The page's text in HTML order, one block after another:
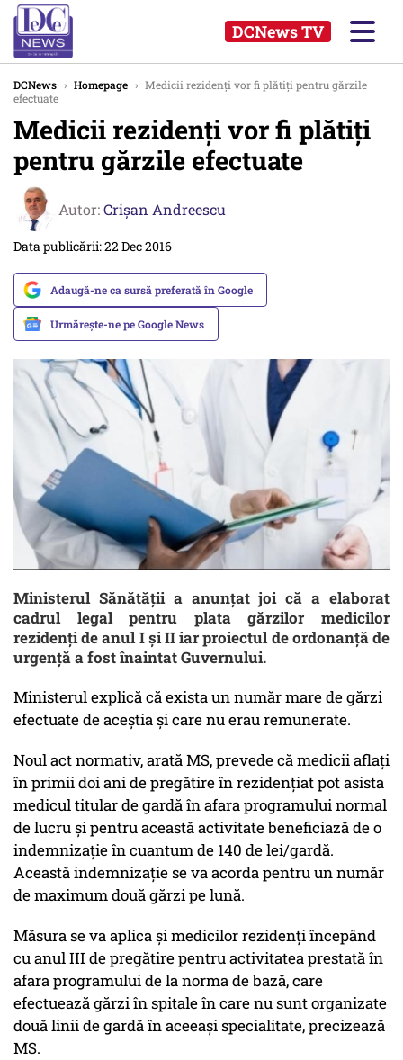
DCNews TV
DCNews › Homepage › Medicii rezidenți vor fi plătiți pentru gărzile
efectuate
Medicii rezidenți vor fi plătiți
pentru gărzile efectuate
Autor:Crişan Andreescu
Data publicării: 22 Dec 2016
Adaugă-ne ca sursă preferată în Google
Urmărește-ne pe Google News
Ministerul Sănătăţii a anunţat joi că a elaborat
cadrul legal pentru plata gărzilor medicilor
rezidenţi de anul I şi II iar proiectul de ordonanţă de
urgenţă a fost înaintat Guvernului.
Ministerul explică că exista un număr mare de gărzi
efectuate de aceştia şi care nu erau remunerate.
Noul act normativ, arată MS, prevede că medicii aflaţi
în primii doi ani de pregătire în rezidenţiat pot asista
medicul titular de gardă în afara programului normal
de lucru şi pentru această activitate beneficiază de o
indemnizaţie în cuantum de 140 de lei/gardă.
Această indemnizaţie se va acorda pentru un număr
de maximum două gărzi pe lună.
Măsura se va aplica şi medicilor rezidenţi începând
cu anul III de pregătire pentru activitatea prestată în
afara programului de la norma de bază, care
efectuează gărzi în spitale în care nu sunt organizate
două linii de gardă în aceeaşi specialitate, precizează
MS.